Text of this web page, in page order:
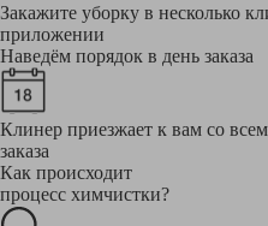
Закажите уборку в несколько
приложении
Наведём порядок в день заказа
Клинер приезжает к вам со
заказа
Как происходит
процесс химчистки?